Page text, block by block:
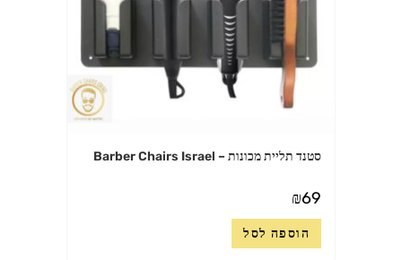
סטנד תליית מכונות – Barber Chairs Israel
₪69
הוספה לסל